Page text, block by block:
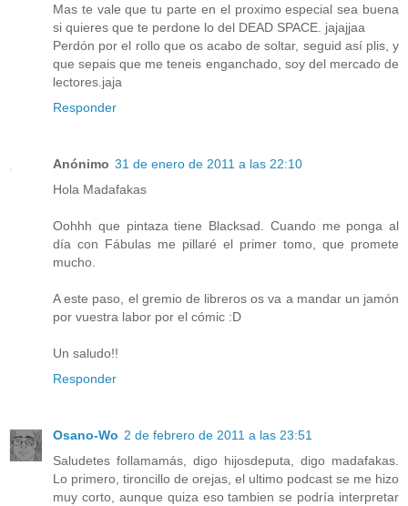
Mas te vale que tu parte en el proximo especial sea buena
si quieres que te perdone lo del DEAD SPACE. jajajjaa
Perdón por el rollo que os acabo de soltar, seguid así plis, y
que sepais que me teneis enganchado, soy del mercado de
lectores.jaja
Responder
Anónimo 31 de enero de 2011 a las 22:10
Hola Madafakas
Oohhh que pintaza tiene Blacksad. Cuando me ponga al
día con Fábulas me pillaré el primer tomo, que promete
mucho.
A este paso, el gremio de libreros os va a mandar un jamón
por vuestra labor por el cómic :D
Un saludo!!
Responder
Osano-Wo 2 de febrero de 2011 a las 23:51
Saludetes follamamás, digo hijosdeputa, digo madafakas.
Lo primero, tironcillo de orejas, el ultimo podcast se me hizo
muy corto, aunque quiza eso tambien se podría interpretar